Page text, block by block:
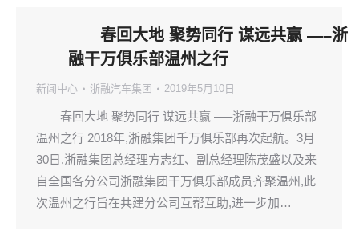
春回大地 聚势同行 谋远共赢 —–浙
融干万俱乐部温州之行
新闻中心 浙融汽车集团 2019年5月10日
春回大地 聚势同行 谋远共赢 —–浙融干万俱乐部
温州之行 2018年,浙融集团千万俱乐部再次起航。3月
30日,浙融集团总经理方志红、副总经理陈茂盛以及来
自全国各分公司浙融集团干万俱乐部成员齐聚温州,此
次温州之行旨在共建分公司互帮互助,进一步加…